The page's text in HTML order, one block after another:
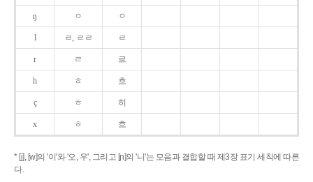
ŋ ㅇ ㅇ
l ㄹ, ㄹㄹ ㄹ
r ㄹ 르
h ㅎ 흐
ç ㅎ 히
x ㅎ 흐
* [j], [w]의 '이'와 '오, 우', 그리고 [ɲ]의 '니'는 모음과 결합할 때 제3장 표기 세칙에 따른
다.